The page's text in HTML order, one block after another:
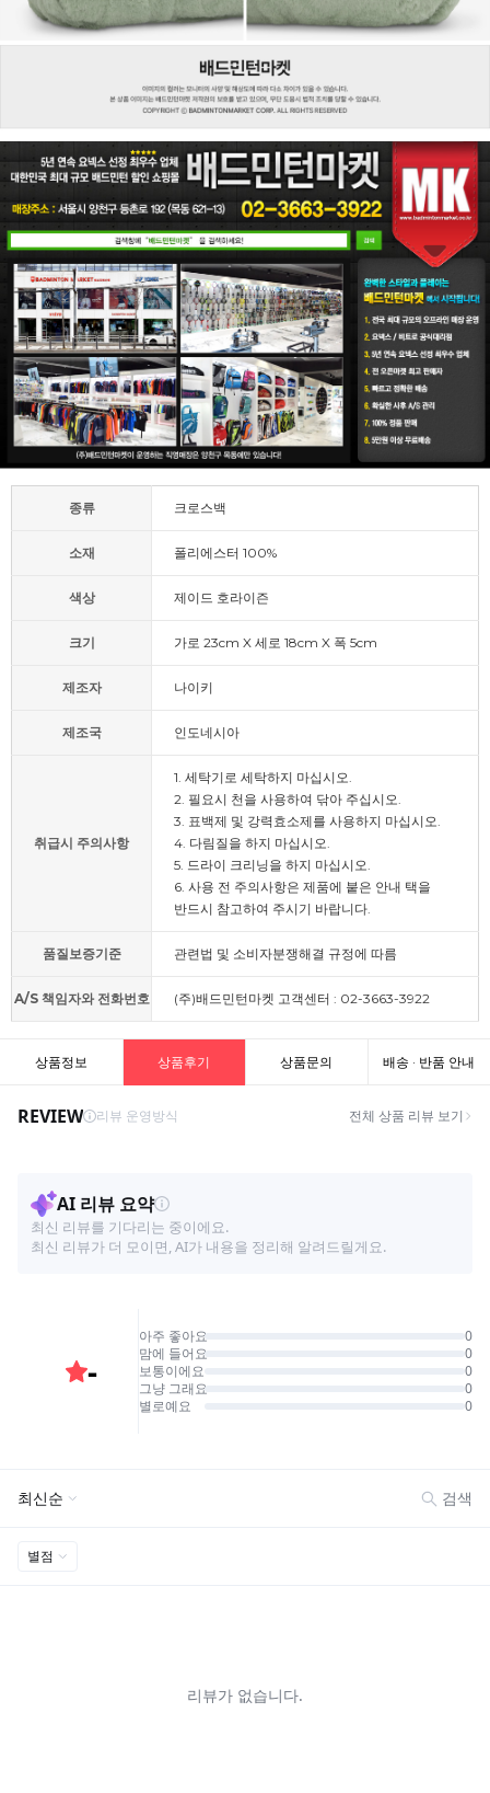
종류 크로스백
소재 폴리에스터 100%
색상 제이드 호라이즌
크기 가로 23cm X 세로 18cm X 폭 5cm
제조자 나이키
제조국 인도네시아
취급시 주의사항
1. 세탁기로 세탁하지 마십시오.
2. 필요시 천을 사용하여 닦아 주십시오.
3. 표백제 및 강력효소제를 사용하지 마십시오.
4. 다림질을 하지 마십시오.
5. 드라이 크리닝을 하지 마십시오.
6. 사용 전 주의사항은 제품에 붙은 안내 택을
반드시 참고하여 주시기 바랍니다.
품질보증기준 관련법 및 소비자분쟁해결 규정에 따름
A/S 책임자와 전화번호 (주)배드민턴마켓 고객센터 : 02-3663-3922
상품정보 상품후기 상품문의 배송 · 반품 안내